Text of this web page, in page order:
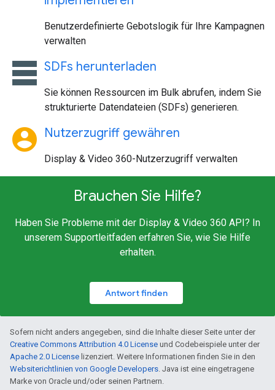
Benutzerdefinierte Gebotslogik für Ihre Kampagnen
verwalten
table_rows SDFs herunterladen
Sie können Ressourcen im Bulk abrufen, indem Sie
strukturierte Datendateien (SDFs) generieren.
account_circle Nutzerzugriff gewähren
Display & Video 360-Nutzerzugriff verwalten
Brauchen Sie Hilfe?
Haben Sie Probleme mit der Display & Video 360 API? In
unserem Supportleitfaden erfahren Sie, wie Sie Hilfe
erhalten.
Antwort finden
Sofern nicht anders angegeben, sind die Inhalte dieser Seite unter der
Creative Commons Attribution 4.0 License und Codebeispiele unter der
Apache 2.0 License lizenziert. Weitere Informationen finden Sie in den
Websiterichtlinien von Google Developers. Java ist eine eingetragene
Marke von Oracle und/oder seinen Partnern.